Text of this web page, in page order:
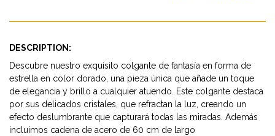
DESCRIPTION:
Descubre nuestro exquisito colgante de fantasía en forma de
estrella en color dorado, una pieza única que añade un toque
de elegancia y brillo a cualquier atuendo. Este colgante destaca
por sus delicados cristales, que refractan la luz, creando un
efecto deslumbrante que capturará todas las miradas. Además
incluimos cadena de acero de 60 cm de largo